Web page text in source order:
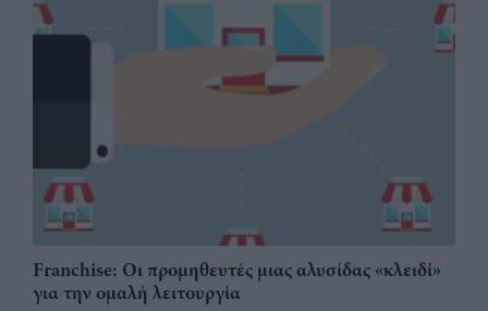
Franchise: Οι προμηθευτές μιας αλυσίδας «κλειδί»
για την ομαλή λειτουργία